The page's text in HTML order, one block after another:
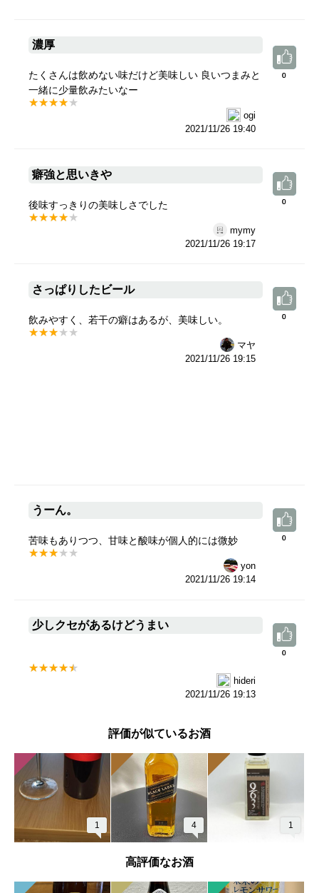
濃厚
たくさんは飲めない味だけど美味しい 良いつまみと
一緒に少量飲みたいなー
ogi
2021/11/26 19:40
0
0
癖強と思いきや
後味すっきりの美味しさでした
mymy
2021/11/26 19:17
0
0
さっぱりしたビール
飲みやすく、若干の癖はあるが、美味しい。
マヤ
2021/11/26 19:15
0
0
うーん。
苦味もありつつ、甘味と酸味が個人的には微妙
yon
2021/11/26 19:14
0
0
少しクセがあるけどうまい
hideri
2021/11/26 19:13
0
0
評価が似ているお酒
1 4 1
高評価なお酒